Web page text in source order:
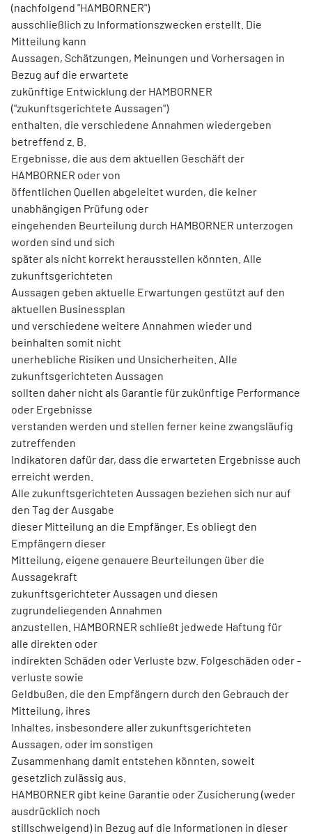
(nachfolgend "HAMBORNER")
ausschließlich zu Informationszwecken erstellt. Die
Mitteilung kann
Aussagen, Schätzungen, Meinungen und Vorhersagen in
Bezug auf die erwartete
zukünftige Entwicklung der HAMBORNER
("zukunftsgerichtete Aussagen")
enthalten, die verschiedene Annahmen wiedergeben
betreffend z. B.
Ergebnisse, die aus dem aktuellen Geschäft der
HAMBORNER oder von
öffentlichen Quellen abgeleitet wurden, die keiner
unabhängigen Prüfung oder
eingehenden Beurteilung durch HAMBORNER unterzogen
worden sind und sich
später als nicht korrekt herausstellen könnten. Alle
zukunftsgerichteten
Aussagen geben aktuelle Erwartungen gestützt auf den
aktuellen Businessplan
und verschiedene weitere Annahmen wieder und
beinhalten somit nicht
unerhebliche Risiken und Unsicherheiten. Alle
zukunftsgerichteten Aussagen
sollten daher nicht als Garantie für zukünftige Performance
oder Ergebnisse
verstanden werden und stellen ferner keine zwangsläufig
zutreffenden
Indikatoren dafür dar, dass die erwarteten Ergebnisse auch
erreicht werden.
Alle zukunftsgerichteten Aussagen beziehen sich nur auf
den Tag der Ausgabe
dieser Mitteilung an die Empfänger. Es obliegt den
Empfängern dieser
Mitteilung, eigene genauere Beurteilungen über die
Aussagekraft
zukunftsgerichteter Aussagen und diesen
zugrundeliegenden Annahmen
anzustellen. HAMBORNER schließt jedwede Haftung für
alle direkten oder
indirekten Schäden oder Verluste bzw. Folgeschäden oder -
verluste sowie
Geldbußen, die den Empfängern durch den Gebrauch der
Mitteilung, ihres
Inhaltes, insbesondere aller zukunftsgerichteten
Aussagen, oder im sonstigen
Zusammenhang damit entstehen könnten, soweit
gesetzlich zulässig aus.
HAMBORNER gibt keine Garantie oder Zusicherung (weder
ausdrücklich noch
stillschweigend) in Bezug auf die Informationen in dieser